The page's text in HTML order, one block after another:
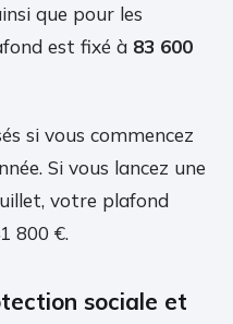
que pour les
est fixé à 83 600
si vous commencez
Si vous lancez une
votre plafond
800 €.
sociale et